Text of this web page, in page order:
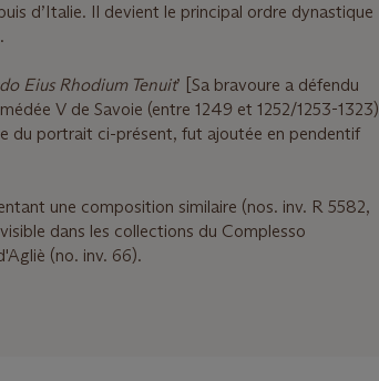
d’Italie. Il devient le principal ordre dynastique
Eius Rhodium Tenuit’ [Sa bravoure a défendu
V de Savoie (entre 1249 et 1252/1253-1323)
du portrait ci-présent, fut ajoutée en pendentif
une composition similaire (nos. inv. R 5582,
dans les collections du Complesso
(no. inv. 66).